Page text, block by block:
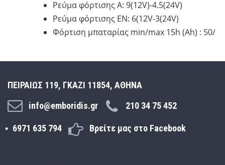
Ρεύμα φόρτισης A: 9(12V)-4.5(24V)
Ρεύμα φόρτισης ΕΝ: 6(12V-3(24V)
Φόρτιση μπαταρίας min/max 15h (Ah) : 50/
ΠΕΙΡΑΙΩΣ 119, ΓΚΑΖΙ 11854, ΑΘΗΝΑ
info@emboridis.gr
210 34 75 452
6971 635 794 Βρείτε μας στο Facebook